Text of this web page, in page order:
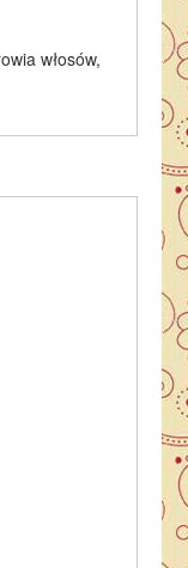
włosów,